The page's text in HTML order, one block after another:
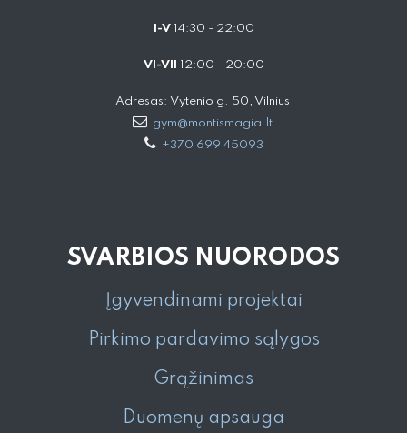
I-V14:30 - 22:00
VI-VII 12:00 - 20:00
Adresas: Vytenio g. 50, Vilnius
gym@montismagia.lt
+370 699 45093
SVARBIOS NUORODOS
Įgyvendinami projektai
Pirkimo pardavimo sąlygos
Grąžinimas
Duomenų apsauga